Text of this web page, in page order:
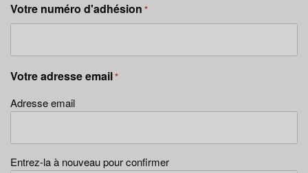
Votre numéro d'adhésion *
Votre adresse email*
Adresse email
Entrez-la à nouveau pour confirmer